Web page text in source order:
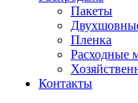
Пакеты
Пленка
Расходные
Контакты